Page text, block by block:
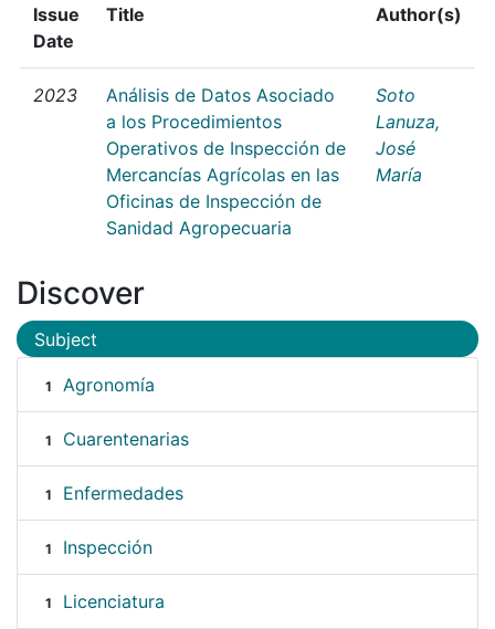
Issue
Date
Title Author(s)
2023
Análisis de Datos Asociado
a los Procedimientos
Operativos de Inspección de
Mercancías Agrícolas en las
Oficinas de Inspección de
Sanidad Agropecuaria
Soto
Lanuza,
José
María
Discover
Subject
1 Agronomía
1 Cuarentenarias
1 Enfermedades
1 Inspección
1 Licenciatura